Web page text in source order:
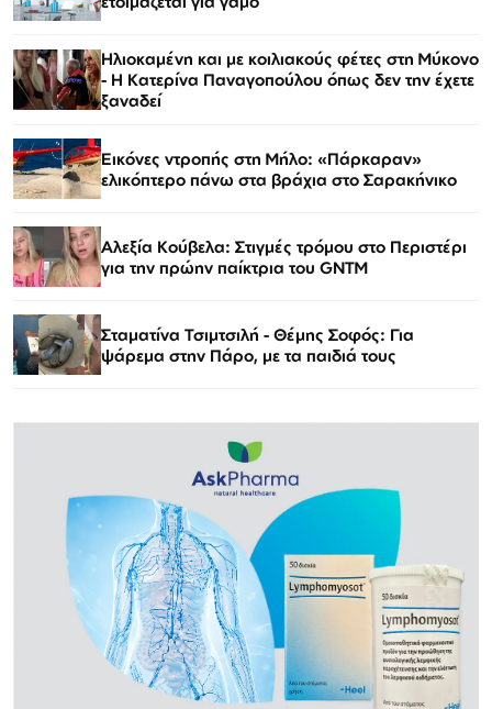
Ηλιοκαμένη και με κοιλιακούς φέτες στη Μύκονο
- Η Κατερίνα Παναγοπούλου όπως δεν την έχετε
ξαναδεί
Εικόνες ντροπής στη Μήλο: «Πάρκαραν»
ελικόπτερο πάνω στα βράχια στο Σαρακήνικο
Αλεξία Κούβελα: Στιγμές τρόμου στο Περιστέρι
για την πρώην παίκτρια του GNTM
Σταματίνα Τσιμτσιλή - Θέμης Σοφός: Για
ψάρεμα στην Πάρο, με τα παιδιά τους